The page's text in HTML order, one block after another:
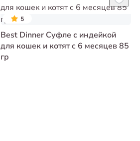
5
Best Dinner Суфле с индейкой
для кошек и котят с 6 месяцев 85
гр